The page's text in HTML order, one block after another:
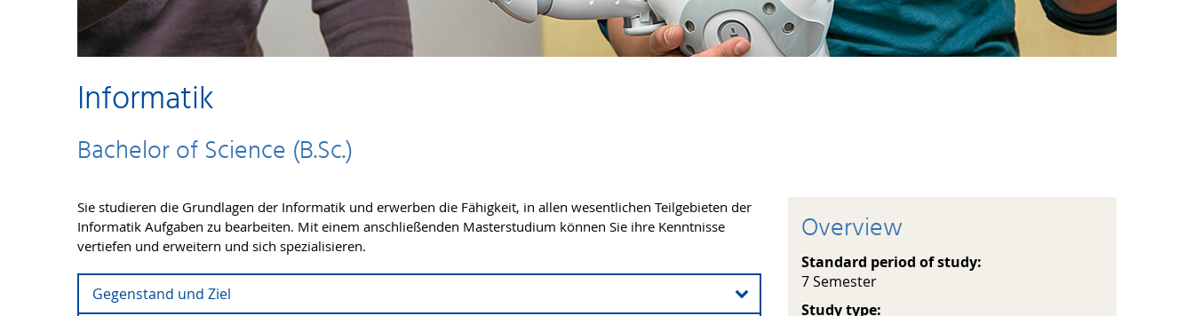
Informatik
Bachelor of Science (B.Sc.)
Sie studieren die Grundlagen der Informatik und erwerben die Fähigkeit, in allen wesentlichen Teilgebieten der
Informatik Aufgaben zu bearbeiten. Mit einem anschließenden Masterstudium können Sie ihre Kenntnisse
vertiefen und erweitern und sich spezialisieren.
Gegenstand und Ziel
Overview
Standard period of study:
7 Semester
Study type: